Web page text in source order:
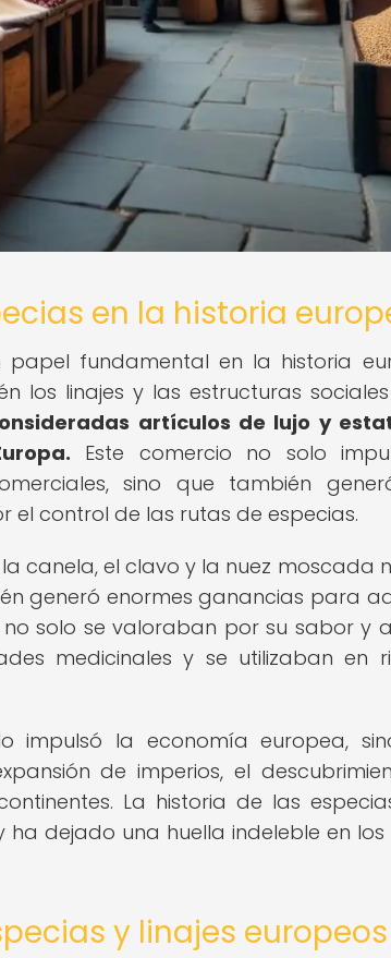
en la historia
fundamental en la historia
los linajes y las estructuras
artículos de lujo y
Este comercio no solo
sino que también
control de las rutas de especias.
canela, el clavo y la nuez moscada
generó enormes ganancias para
solo se valoraban por su sabor y
medicinales y se utilizaban en
impulsó la economía europea,
de imperios, el
La historia de las
dejado una huella indeleble en los
y linajes europeos